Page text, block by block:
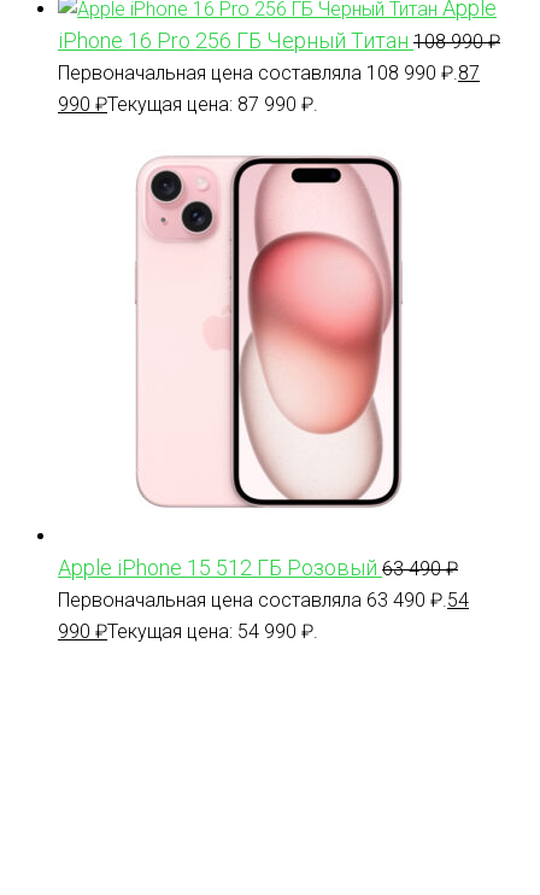
Apple
iPhone 16 Pro 256 ГБ Черный Титан 108 990₽
Первоначальная цена составляла 108 990 ₽. 87
990 ₽Текущая цена: 87 990 ₽.
Apple iPhone 15 512 ГБ Розовый 63 490₽
Первоначальная цена составляла 63 490 ₽. 54
990 ₽Текущая цена: 54 990 ₽.